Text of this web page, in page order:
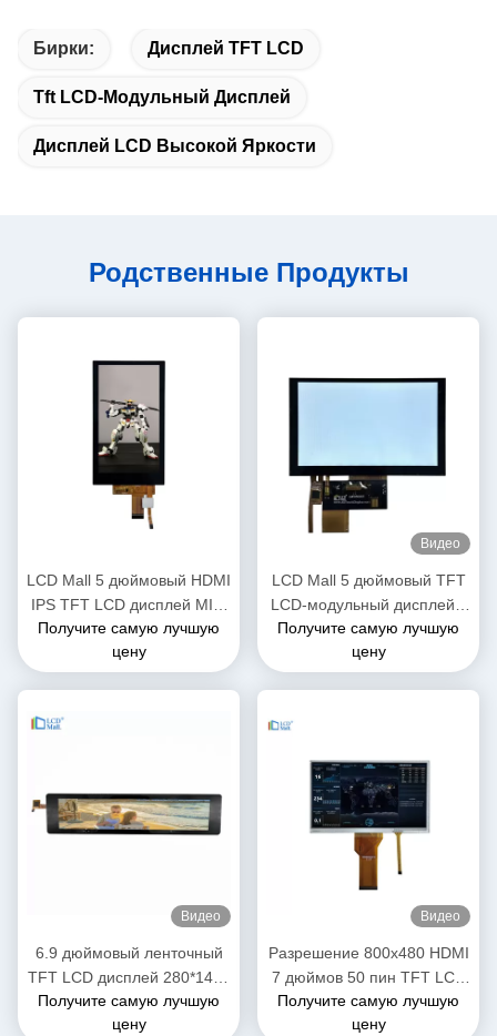
Бирки: Дисплей TFT LCD
Tft LCD-Модульный Дисплей
Дисплей LCD Высокой Яркости
Родственные Продукты
LCD Mall 5 дюймовый HDMI
IPS TFT LCD дисплей MIPI
4L Интерфейс
Получите самую лучшую
цену
Видео
LCD Mall 5 дюймовый TFT
LCD-модульный дисплей с
сенсорной панелью CTP
IPS 400cd/M2
Получите самую лучшую
цену
Видео
6.9 дюймовый ленточный
TFT LCD дисплей 280*1424
FHD разрешение
Интерфейс MIPI
Получите самую лучшую
цену
Видео
Разрешение 800x480 HDMI
7 дюймов 50 пин TFT LCD
дисплей RGB FPC
интерфейс
Получите самую лучшую
цену